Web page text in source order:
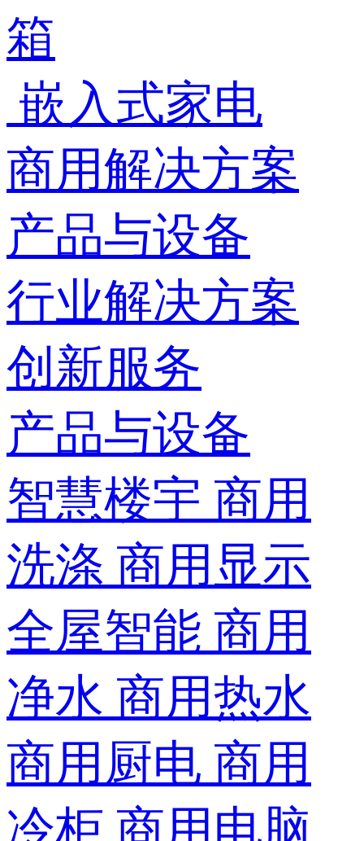
箱
嵌入式家电
商用解决方案
产品与设备
行业解决方案
创新服务
产品与设备
智慧楼宇 商用
洗涤 商用显示
全屋智能 商用
净水 商用热水
商用厨电 商用
冷柜 商用电脑